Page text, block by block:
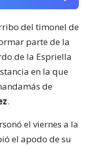
del timonel de
parte de la
de la Espriella
en la que
de
.
el viernes a la
el apodo de su